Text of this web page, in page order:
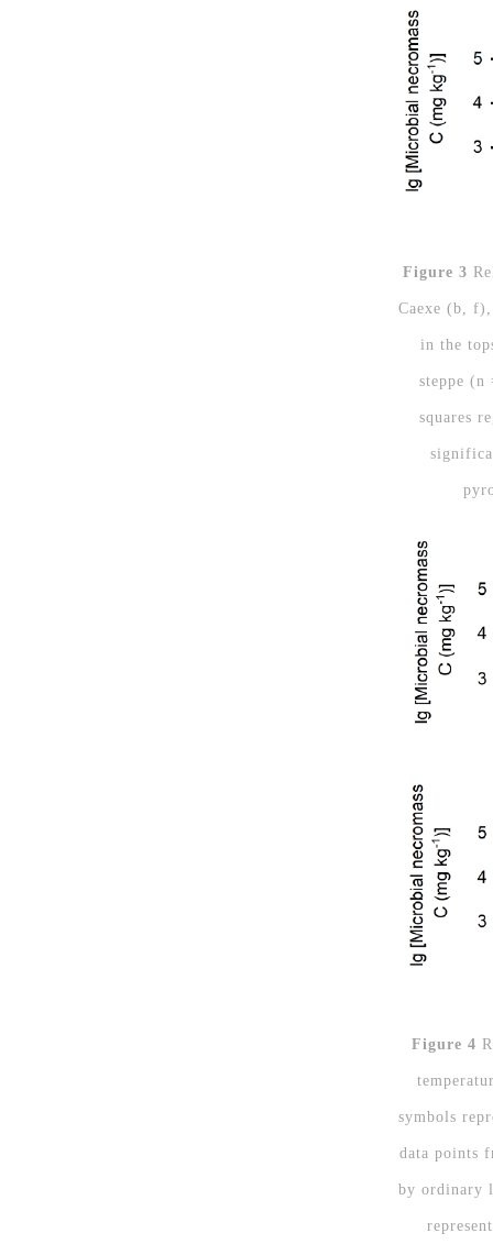
Figure 3
Caexe (b,
in the
steppe
squares
Figure 4
symbols
data points
by ordinary